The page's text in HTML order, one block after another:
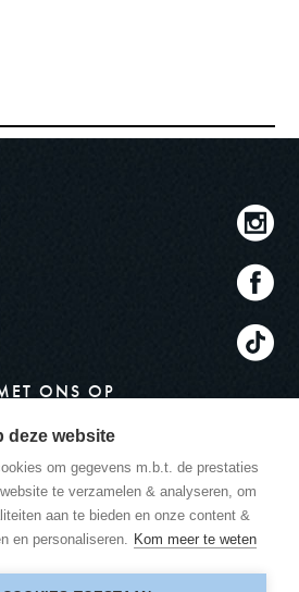
ONS OP
deze website
om gegevens m.b.t. de prestaties
te verzamelen & analyseren, om
aan te bieden en onze content &
en personaliseren. Kom meer te weten